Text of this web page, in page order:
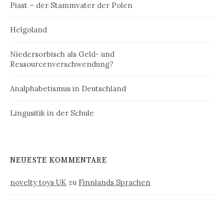
Piast – der Stammvater der Polen
Helgoland
Niedersorbisch als Geld- und
Ressourcenverschwendung?
Analphabetismus in Deutschland
Lingusitik in der Schule
NEUESTE KOMMENTARE
novelty toys UK zu Finnlands Sprachen